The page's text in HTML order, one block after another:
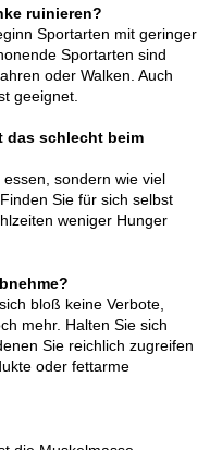
ruinieren?
Sportarten mit geringer
Sportarten sind
oder Walken. Auch
geeignet.
das schlecht beim
sondern wie viel
Sie für sich selbst
weniger Hunger
bloß keine Verbote,
mehr. Halten Sie sich
Sie reichlich zugreifen
oder fettarme